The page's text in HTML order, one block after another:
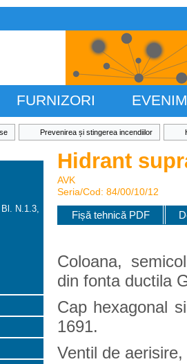
FURNIZORI
Prevenirea și stingerea incendiilor
Bl. N.1.3,
Hidrant
AVK
Seria/Cod: 84/00/10/12
Fișă tehnică PDF
Coloana,
din fonta ductila
Cap hexagonal
1691.
Ventil de